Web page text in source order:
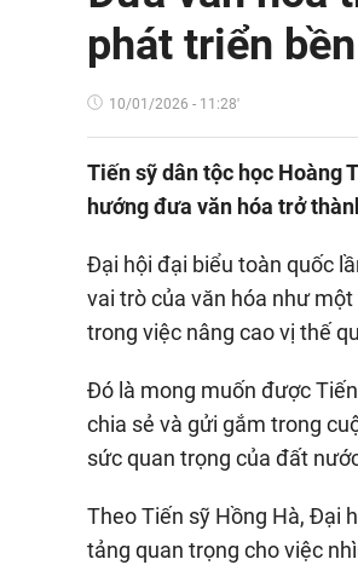
phát triển
10/01/2026 - 11:28'
Tiến sỹ dân tộc học Hoàng
hướng đưa văn hóa trở
Đại hội đại biểu toàn quốc
vai trò của văn hóa như
trong việc nâng cao vị thế
Đó là mong muốn được
chia sẻ và gửi gắm trong
sức quan trọng của đất
Theo Tiến sỹ Hồng Hà, Đại
tảng quan trọng cho việc